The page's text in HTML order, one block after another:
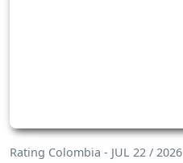
Rating Colombia - JUL 22 / 2026